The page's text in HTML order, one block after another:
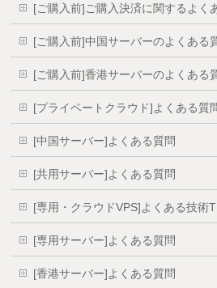
[ご購入前]ご購入決済に関するよく
[ご購入前]中国サーバーのよくある
[ご購入前]香港サーバーのよくある
[プライベートクラウド]よくある質
[中国サーバー]よくある質問
[共用サーバー]よくある質問
[専用・クラウドVPS]よくある技術
[専用サーバー]よくある質問
[香港サーバー]よくある質問